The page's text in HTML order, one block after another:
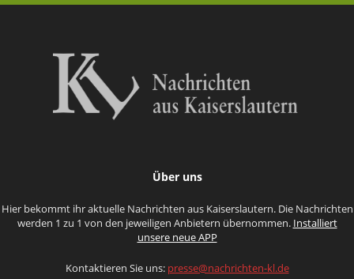
Über uns
Hier bekommt ihr aktuelle Nachrichten aus Kaiserslautern. Die Nachrichten
werden 1 zu 1 von den jeweiligen Anbietern übernommen. Installiert
unsere neue APP
Kontaktieren Sie uns: presse@nachrichten-kl.de